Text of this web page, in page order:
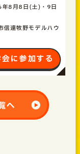
8月8日(土)・9日
信達牧野モデルハウ
に参加する
へ